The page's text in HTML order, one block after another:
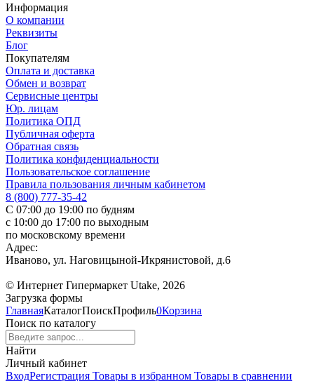
Информация
О компании
Реквизиты
Блог
Покупателям
Оплата и доставка
Обмен и возврат
Сервисные центры
Юр. лицам
Политика ОПД
Публичная оферта
Обратная связь
Политика конфиденциальности
Пользовательское соглашение
Правила пользования личным кабинетом
8 (800) 777-35-42
С 07:00 до 19:00 по будням
с 10:00 до 17:00 по выходным
по московскому времени
Адрес:
Иваново, ул. Наговицыной-Икрянистовой, д.6
© Интернет Гипермаркет Utake, 2026
Загрузка формы
ГлавнаяКаталогПоискПрофиль0Корзина
Поиск по каталогу
Найти
Личный кабинет
ВходРегистрация Товары в избранном Товары в сравнении